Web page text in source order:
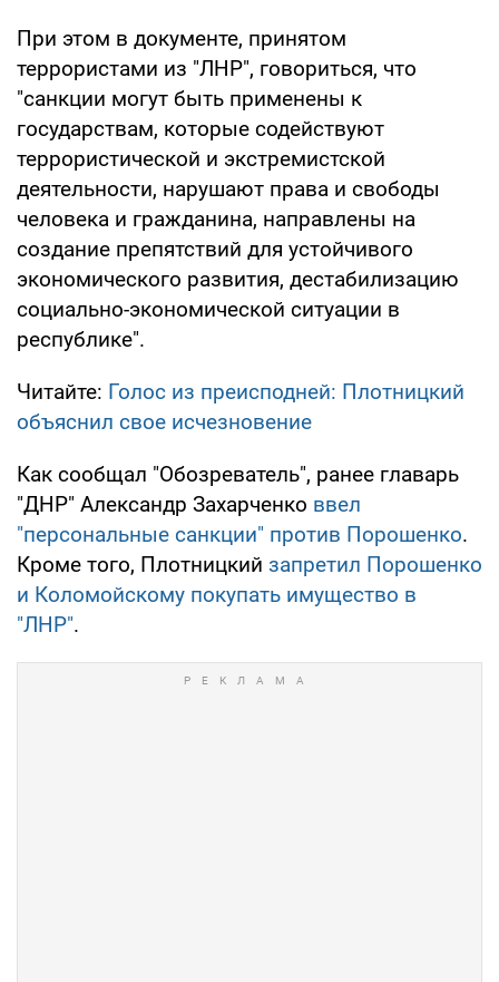
При этом в документе, принятом
террористами из "ЛНР", говориться, что
"санкции могут быть применены к
государствам, которые содействуют
террористической и экстремистской
деятельности, нарушают права и свободы
человека и гражданина, направлены на
создание препятствий для устойчивого
экономического развития, дестабилизацию
социально-экономической ситуации в
республике".
Читайте: Голос из преисподней: Плотницкий
объяснил свое исчезновение
Как сообщал "Обозреватель", ранее главарь
"ДНР" Александр Захарченко ввел
"персональные санкции" против Порошенко.
Кроме того, Плотницкий запретил Порошенко
и Коломойскому покупать имущество в
"ЛНР".